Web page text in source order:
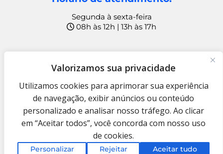
Valorizamos sua privacidade
Utilizamos cookies para aprimorar sua experiência
de navegação, exibir anúncios ou conteúdo
personalizado e analisar nosso tráfego. Ao clicar
em “Aceitar todos”, você concorda com nosso uso
de cookies.
Personalizar Rejeitar Aceitar tudo
Segunda à sexta-feira
08h às 12h | 13h às 17h
+55 (62) 99815-1049
ouvidoria@rtve.org.br
TV UFG © Copyright 2009 – 2025
Fundação Rádio e Televisão
Educativa e Cultural
Termo de Uso e Aviso de Privacidade